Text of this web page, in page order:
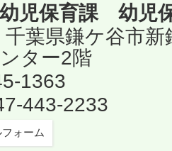
児保育課 幼児
葉県鎌ケ谷市
ター2階
1363
443-2233
ォーム